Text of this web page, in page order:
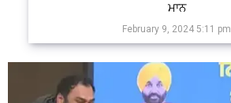
ਮਾਨ
February 9, 2024 5:11 pm